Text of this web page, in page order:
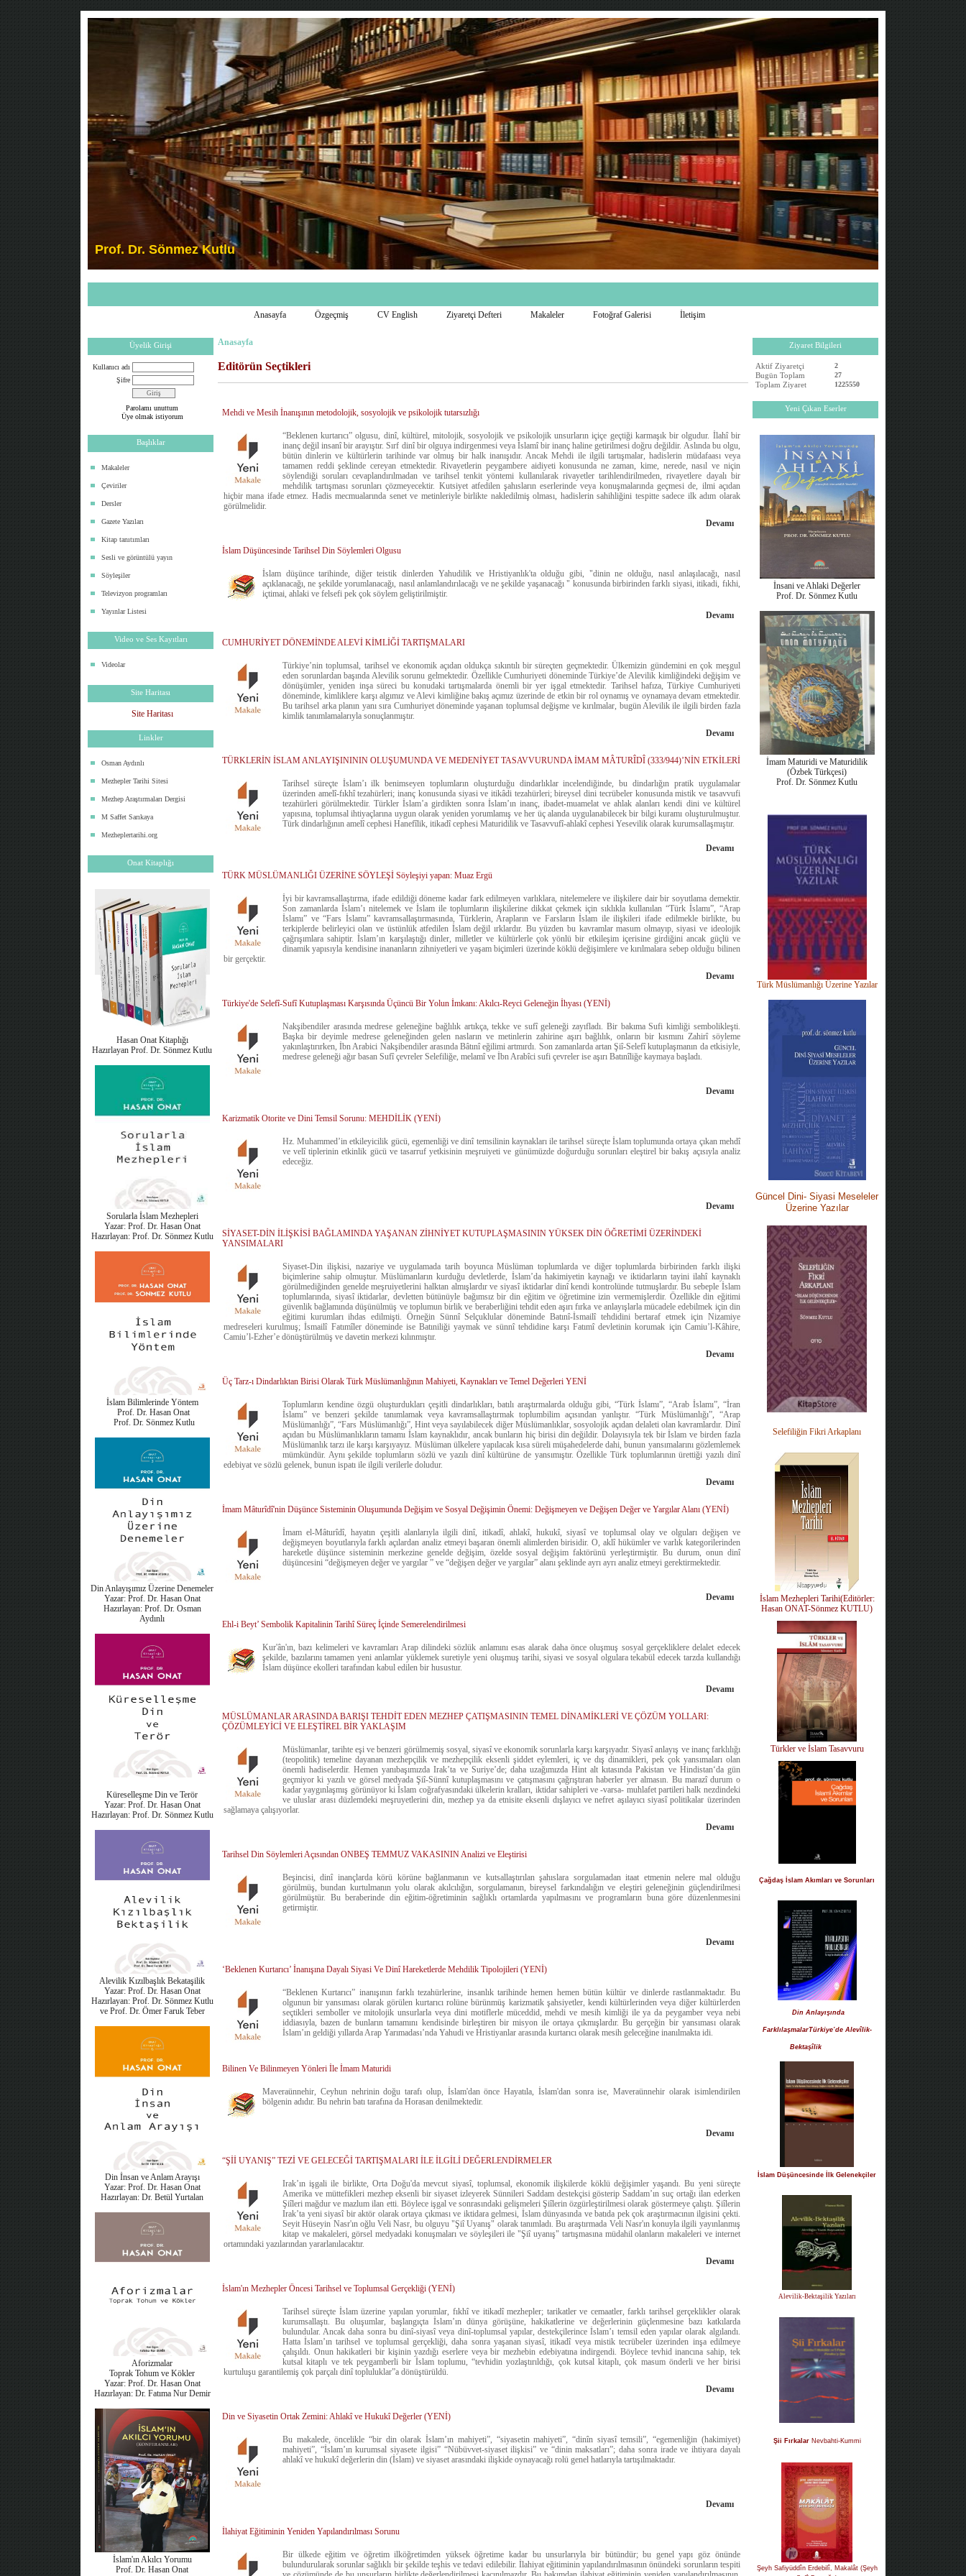
Prof. Dr. Sönmez Kutlu
Anasayfa Özgeçmiş CV English Ziyaretçi Defteri Makaleler Fotoğraf Galerisi İletişim
Üyelik Girişi
Kullanıcı adı
Şifre
Parolamı unuttum
Üye olmak istiyorum
Başlıklar
Makaleler
Çeviriler
Dersler
Gazete Yazıları
Kitap tanıtımları
Sesli ve görüntülü yayın
Söyleşiler
Televizyon programları
Yayınlar Listesi
Video ve Ses Kayıtları
Videolar
Site Haritası
Site Haritası
Linkler
Osman Aydınlı
Mezhepler Tarihi Sitesi
Mezhep Araştırmaları Dergisi
M Saffet Sarıkaya
Mezheplertarihi.org
Onat Kitaplığı
Hasan Onat Kitaplığı
Hazırlayan Prof. Dr. Sönmez Kutlu
Sorularla İslam Mezhepleri
Yazar: Prof. Dr. Hasan Onat
Hazırlayan: Prof. Dr. Sönmez Kutlu
İslam Bilimlerinde Yöntem
Prof. Dr. Hasan Onat
Prof. Dr. Sönmez Kutlu
Din Anlayışımız Üzerine Denemeler
Yazar: Prof. Dr. Hasan Onat
Hazırlayan: Prof. Dr. Osman
Aydınlı
Küreselleşme Din ve Terör
Yazar: Prof. Dr. Hasan Onat
Hazırlayan: Prof. Dr. Sönmez Kutlu
Alevilik Kızılbaşlık Bekataşilik
Yazar: Prof. Dr. Hasan Onat
Hazırlayan: Prof. Dr. Sönmez Kutlu
ve Prof. Dr. Ömer Faruk Teber
Din İnsan ve Anlam Arayışı
Yazar: Prof. Dr. Hasan Onat
Hazırlayan: Dr. Betül Yurtalan
Aforizmalar
Toprak Tohum ve Kökler
Yazar: Prof. Dr. Hasan Onat
Hazırlayan: Dr. Fatıma Nur Demir
İslam'ın Akılcı Yorumu
Prof. Dr. Hasan Onat
Anasayfa
Editörün Seçtikleri
Mehdi ve Mesih İnanışının metodolojik, sosyolojik ve psikolojik tutarsızlığı
“Beklenen kurtarıcı” olgusu, dinî, kültürel, mitolojik, sosyolojik ve psikolojik unsurların içiçe geçtiği karmaşık bir olgudur. İlahî bir
inanç değil insanî bir arayıştır. Sırf dinî bir olguya indirgenmesi veya İslamî bir inanç haline getirilmesi doğru değildir. Aslında bu olgu,
bütün dinlerin ve kültürlerin tarihinde var olmuş bir halk inanışıdır. Ancak Mehdi ile ilgili tartışmalar, hadislerin müdafaası veya
tamamen reddi şeklinde cereyan etmektedir. Rivayetlerin peygambere aidiyeti konusunda ne zaman, kime, nerede, nasıl ve niçin
söylendiği soruları cevaplandırılmadan ve tarihsel tenkit yöntemi kullanılarak rivayetler tarihlendirilmeden, rivayetlere dayalı bir
mehdilik tartışması sorunları çözmeyecektir. Kutsiyet atfedilen şahısların eserlerinde veya konuşmalarında geçmesi de, ilmi açıdan
hiçbir mana ifade etmez. Hadis mecmualarında senet ve metinleriyle birlikte nakledilmiş olması, hadislerin sahihliğini tespitte sadece ilk adım olarak
görülmelidir.
Devamı
İslam Düşüncesinde Tarihsel Din Söylemleri Olgusu
İslam düşünce tarihinde, diğer teistik dinlerden Yahudilik ve Hristiyanlık'ta olduğu gibi, "dinin ne olduğu, nasıl anlaşılacağı, nasıl
açıklanacağı, ne şekilde yorumlanacağı, nasıl anlamlandırılacağı ve ne şekilde yaşanacağı " konusunda birbirinden farklı siyasi, itikadi, fıkhi,
içtimai, ahlaki ve felsefi pek çok söylem geliştirilmiştir.
Devamı
CUMHURİYET DÖNEMİNDE ALEVİ KİMLİĞİ TARTIŞMALARI
Türkiye’nin toplumsal, tarihsel ve ekonomik açıdan oldukça sıkıntılı bir süreçten geçmektedir. Ülkemizin gündemini en çok meşgul
eden sorunlardan başında Alevilik sorunu gelmektedir. Özellikle Cumhuriyeti döneminde Türkiye’de Alevilik kimliğindeki değişim ve
dönüşümler, yeniden inşa süreci bu konudaki tartışmalarda önemli bir yer işgal etmektedir. Tarihsel hafıza, Türkiye Cumhuriyeti
döneminde, kimliklere karşı algımız ve Alevi kimliğine bakış açımız üzerinde de etkin bir rol oynamış ve oynamaya devam etmektedir.
Bu tarihsel arka planın yanı sıra Cumhuriyet döneminde yaşanan toplumsal değişme ve kırılmalar, bugün Alevilik ile ilgili birden fazla
kimlik tanımlamalarıyla sonuçlanmıştır.
Devamı
TÜRKLERİN İSLAM ANLAYIŞINININ OLUŞUMUNDA VE MEDENİYET TASAVVURUNDA İMAM MÂTURÎDÎ (333/944)’NİN ETKİLERİ
Tarihsel süreçte İslam’ı ilk benimseyen toplumların oluşturduğu dindarlıklar incelendiğinde, bu dindarlığın pratik uygulamalar
üzerinden amelî-fıkhî tezahürleri; inanç konusunda siyasi ve itikâdi tezahürleri; bireysel dini tecrübeler konusunda mistik ve tasavvufi
tezahürleri görülmektedir. Türkler İslam’a girdikten sonra İslam’ın inanç, ibadet-muamelat ve ahlak alanları kendi dini ve kültürel
yapısına, toplumsal ihtiyaçlarına uygun olarak yeniden yorumlamış ve her üç alanda uygulanabilecek bir bilgi kuramı oluşturulmuştur.
Türk dindarlığının amelî cephesi Hanefîlik, itikadî cephesi Maturidilik ve Tasavvufî-ahlakî cephesi Yesevilik olarak kurumsallaşmıştır.
Devamı
TÜRK MÜSLÜMANLIĞI ÜZERİNE SÖYLEŞİ Söyleşiyi yapan: Muaz Ergü
İyi bir kavramsallaştırma, ifade edildiği döneme kadar fark edilmeyen varlıklara, nitelemelere ve ilişkilere dair bir soyutlama demektir.
Son zamanlarda İslam’ı nitelemek ve İslam ile toplumların ilişkilerine dikkat çekmek için sıklıkla kullanılan “Türk İslamı”, “Arap
İslamı” ve “Fars İslamı” kavramsallaştırmasında, Türklerin, Arapların ve Farsların İslam ile ilişkileri ifade edilmekle birlikte, bu
terkiplerde belirleyici olan ve üstünlük atfedilen İslam değil ırklardır. Bu yüzden bu kavramlar masum olmayıp, siyasi ve ideolojik
çağrışımlara sahiptir. İslam’ın karşılaştığı dinler, milletler ve kültürlerle çok yönlü bir etkileşim içerisine girdiğini ancak güçlü ve
dinamik yapısıyla kendisine inananların zihniyetleri ve yaşam biçimleri üzerinde köklü değişimlere ve kırılmalara sebep olduğu bilinen
bir gerçektir.
Devamı
Türkiye'de Selefî-Sufî Kutuplaşması Karşısında Üçüncü Bir Yolun İmkanı: Akılcı-Reyci Geleneğin İhyası (YENİ)
Nakşibendiler arasında medrese geleneğine bağlılık artıkça, tekke ve sufî geleneği zayıfladı. Bir bakıma Sufi kimliği sembolikleşti.
Başka bir deyimle medrese geleneğinden gelen nasların ve metinlerin zahirine aşırı bağlılık, onların bir kısmını Zahirî söyleme
yakınlaştırırken, İbn Arabici Nakşibendiler arasında Bâtınî eğilimi artmırdı. Son zamanlarda artan Şiî-Selefî kutuplaşmanın da etkisiyle,
medrese geleneği ağır basan Sufî çevreler Selefiliğe, melamî ve İbn Arabîci sufi çevreler ise aşırı Batınîliğe kaymaya başladı.
Devamı
Karizmatik Otorite ve Dini Temsil Sorunu: MEHDİLİK (YENİ)
Hz. Muhammed’in etkileyicilik gücü, egemenliği ve dinî temsilinin kaynakları ile tarihsel süreçte İslam toplumunda ortaya çıkan mehdî
ve velî tiplerinin etkinlik gücü ve tasarruf yetkisinin meşruiyeti ve günümüzde doğurduğu sorunları eleştirel bir bakış açısıyla analiz
edeceğiz.
Devamı
SİYASET-DİN İLİŞKİSİ BAĞLAMINDA YAŞANAN ZİHNİYET KUTUPLAŞMASININ YÜKSEK DİN ÖĞRETİMİ ÜZERİNDEKİ
YANSIMALARI
Siyaset-Din ilişkisi, nazariye ve uygulamada tarih boyunca Müslüman toplumlarda ve diğer toplumlarda birbirinden farklı ilişki
biçimlerine sahip olmuştur. Müslümanların kurduğu devletlerde, İslam’da hakimiyetin kaynağı ve iktidarların tayini ilahî kaynaklı
görülmediğinden genelde meşruiyetlerini halktan almışlardır ve siyasî iktidarlar dinî kendi kontrolünde tutmuşlardır. Bu sebeple İslam
toplumlarında, siyasî iktidarlar, devletten bütünüyle bağımsız bir din eğitim ve öğretimine izin vermemişlerdir. Özellikle din eğitimi
güvenlik bağlamında düşünülmüş ve toplumun birlik ve beraberliğini tehdit eden aşırı fırka ve anlayışlarla mücadele edebilmek için din
eğitimi kurumları ihdas edilmişti. Örneğin Sünnî Selçuklular döneminde Batınî-İsmailî tehdidini bertaraf etmek için Nizamiye
medreseleri kurulmuş; İsmailî Fatımîler döneminde ise Batıniliği yaymak ve sünnî tehdidine karşı Fatımî devletinin korumak için Camiu’l-Kâhire,
Camiu’l-Ezher’e dönüştürülmüş ve davetin merkezi kılınmıştır.
Devamı
Üç Tarz-ı Dindarlıktan Birisi Olarak Türk Müslümanlığının Mahiyeti, Kaynakları ve Temel Değerleri YENİ
Toplumların kendine özgü oluşturdukları çeşitli dindarlıkları, batılı araştırmalarda olduğu gibi, “Türk İslamı”, “Arab İslamı”, “İran
İslamı” ve benzeri şekilde tanımlamak veya kavramsallaştırmak toplumbilim açısından yanlıştır. “Türk Müslümanlığı”, “Arap
Müslümanlığı”, “Fars Müslümanlığı”, Hint veya sayılabilecek diğer Müslümanlıklar, sosyolojik açıdan delaleti olan kavramlardır. Dinî
açıdan bu Müslümanlıkların tamamı İslam kaynaklıdır, ancak bunların hiç birisi din değildir. Dolayısıyla tek bir İslam ve birden fazla
Müslümanlık tarzı ile karşı karşıyayız. Müslüman ülkelere yapılacak kısa süreli müşahedelerde dahi, bunun yansımalarını gözlemlemek
mümkündür. Aynı şekilde toplumların sözlü ve yazılı dinî kültürüne de yansımıştır. Özellikle Türk toplumlarının ürettiği yazılı dinî
edebiyat ve sözlü gelenek, bunun ispatı ile ilgili verilerle doludur.
Devamı
İmam Mâturîdî'nin Düşünce Sisteminin Oluşumunda Değişim ve Sosyal Değişimin Önemi: Değişmeyen ve Değişen Değer ve Yargılar Alanı (YENİ)
İmam el-Mâturîdî, hayatın çeşitli alanlarıyla ilgili dinî, itikadî, ahlakî, hukukî, siyasî ve toplumsal olay ve olguları değişen ve
değişmeyen boyutlarıyla farklı açılardan analiz etmeyi başaran önemli alimlerden birisidir. O, aklî hükümler ve varlık kategorilerinden
hareketle düşünce sisteminin merkezine genelde değişim, özelde sosyal değişim faktörünü yerleştirmiştir. Bu durum, onun dinî
düşüncesini “değişmeyen değer ve yargılar ” ve “değişen değer ve yargılar” alanı şeklinde ayrı ayrı analiz etmeyi gerektirmektedir.
Devamı
Ehl-i Beyt’ Sembolik Kapitalinin Tarihî Süreç İçinde Semerelendirilmesi
Kur'ân'ın, bazı kelimeleri ve kavramları Arap dilindeki sözlük anlamını esas alarak daha önce oluşmuş sosyal gerçekliklere delalet edecek
şekilde, bazılarını tamamen yeni anlamlar yüklemek suretiyle yeni oluşmuş tarihi, siyasi ve sosyal olgulara tekabül edecek tarzda kullandığı
İslam düşünce ekolleri tarafından kabul edilen bir husustur.
Devamı
MÜSLÜMANLAR ARASINDA BARIŞI TEHDİT EDEN MEZHEP ÇATIŞMASININ TEMEL DİNAMİKLERİ VE ÇÖZÜM YOLLARI:
ÇÖZÜMLEYİCİ VE ELEŞTİREL BİR YAKLAŞIM
Müslümanlar, tarihte eşi ve benzeri görülmemiş sosyal, siyasî ve ekonomik sorunlarla karşı karşıyadır. Siyasî anlayış ve inanç farklılığı
(teopolitik) temeline dayanan mezhepçilik ve mezhepçilik eksenli şiddet eylemleri, iç ve dış dinamikleri, pek çok yansımaları olan
önemli hadiselerdir. Hemen yanıbaşımızda Irak’ta ve Suriye’de; daha uzağımızda Hint alt kıtasında Pakistan ve Hindistan‘da gün
geçmiyor ki yazılı ve görsel medyada Şiî-Sünnî kutuplaşmasını ve çatışmasını çağrıştıran haberler yer almasın. Bu marazî durum o
kadar yaygınlaşmış görünüyor ki İslam coğrafyasındaki ülkelerin kralları, iktidar sahipleri ve -varsa- muhlafet partileri halk nezdindeki
ve uluslar arası düzlemdeki meşruyetlerini din, mezhep ya da etnisite eksenli dışlayıcı ve nefret aşılayıcı siyasî politikalar üzerinden
sağlamaya çalışıyorlar.
Devamı
Tarihsel Din Söylemleri Açısından ONBEŞ TEMMUZ VAKASININ Analizi ve Eleştirisi
Beşincisi, dinî inançlarda körü körüne bağlanmanın ve kutsallaştırılan şahıslara sorgulamadan itaat etmenin nelere mal olduğu
görülmüş, bundan kurtulmanın yolu olarak akılcılığın, sorgulamanın, bireysel farkındalığın ve eleştiri geleneğinin güçlendirilmesi
görülmüştür. Bu beraberinde din eğitim-öğretiminin sağlıklı ortamlarda yapılmasını ve programların buna göre düzenlenmesini
getirmiştir.
Devamı
‘Beklenen Kurtarıcı’ İnanışına Dayalı Siyasi Ve Dinî Hareketlerde Mehdilik Tipolojileri (YENİ)
“Beklenen Kurtarıcı” inanışının farklı tezahürlerine, insanlık tarihinde hemen hemen bütün kültür ve dinlerde rastlanmaktadır. Bu
olgunun bir yansıması olarak görülen kurtarıcı rolüne bürünmüş karizmatik şahsiyetler, kendi kültürlerinden veya diğer kültürlerden
seçtikleri semboller ve mitolojik unsurlarla veya dini motiflerle müceddid, mehdi ve mesih kimliği ile ya da peygamber veya nebi
iddiasıyla, bazen de bunların tamamını kendisinde birleştiren bir misyon ile ortaya çıkmışlardır. Bu gerçeğin bir yansıması olarak
İslam’ın geldiği yıllarda Arap Yarımadası’nda Yahudi ve Hristiyanlar arasında kurtarıcı olarak mesih geleceğine inanılmakta idi.
Bilinen Ve Bilinmeyen Yönleri İle İmam Maturidi
Maveraünnehir, Ceyhun nehrinin doğu tarafı olup, İslam'dan önce Hayatıla, İslam'dan sonra ise, Maveraünnehir olarak isimlendirilen
bölgenin adıdır. Bu nehrin batı tarafına da Horasan denilmektedir.
Devamı
“Şİİ UYANIŞ” TEZİ VE GELECEĞİ TARTIŞMALARI İLE İLGİLİ DEĞERLENDİRMELER
Irak’ın işgali ile birlikte, Orta Doğu'da mevcut siyasî, toplumsal, ekonomik ilişkilerde köklü değişimler yaşandı. Bu yeni süreçte
Amerika ve müttefikleri mezhep eksenli bir siyaset izleyerek Sünnileri Saddam destekçisi gösterip Saddam’ın suç ortağı ilan ederken
Şiîleri mağdur ve mazlum ilan etti. Böylece işgal ve sonrasındaki gelişmeleri Şiîlerin özgürleştirilmesi olarak göstermeye çalıştı. Şiîlerin
Irak’ta yeni siyasî bir aktör olarak ortaya çıkması ve iktidara gelmesi, İslam dünyasında ve batıda pek çok araştırmacının ilgisini çekti.
Seyit Hüseyin Nasr'ın oğlu Veli Nasr, bu olguyu "Şiî Uyanış" olarak tanımladı. Bu araştırmada Veli Nasr'ın konuyla ilgili yayınlanmış
kitap ve makaleleri, görsel medyadaki konuşmaları ve söyleşileri ile "Şiî uyanış" tartışmasına müdahil olanların makaleleri ve internet
ortamındaki yazılarından yararlanılacaktır.
Devamı
İslam'ın Mezhepler Öncesi Tarihsel ve Toplumsal Gerçekliği (YENİ)
Tarihsel süreçte İslam üzerine yapılan yorumlar, fıkhî ve itikadî mezhepler; tarikatler ve cemaatler, farklı tarihsel gerçeklikler olarak
kurumsallaştı. Bu oluşumlar, başlangıçta İslam’ın dünya görüşüne, hakikatlerine ve değerlerinin güçlenmesine bazı katkılarda
bulundular. Ancak daha sonra bu dinî-siyasî veya dinî-toplumsal yapılar, destekçilerince İslam’ı temsil eden yapılar olarak algılandı.
Hatta İslam’ın tarihsel ve toplumsal gerçekliği, daha sonra yaşanan siyasî, itikadî veya mistik tecrübeler üzerinden inşa edilmeye
çalışıldı. Onun hakikatleri bir kişinin yazdığı eserlere veya bir mezhebin edebiyatına indirgendi. Böylece tevhid inancına sahip, tek
kutsal kitaplı ve tek peygamberli bir İslam toplumu, “tevhidin yozlaştırıldığı, çok kutsal kitaplı, çok masum önderli ve her birisi
kurtuluşu garantilemiş çok parçalı dinî topluluklar”a dönüştürüldü.
Devamı
Din ve Siyasetin Ortak Zemini: Ahlakî ve Hukukî Değerler (YENİ)
Bu makalede, öncelikle “bir din olarak İslam’ın mahiyeti”, “siyasetin mahiyeti”, “dinîn siyasî temsili”, “egemenliğin (hakimiyet)
mahiyeti”, “İslam’ın kurumsal siyasete ilgisi” “Nübüvvet-siyaset ilişkisi” ve “dinin maksatları”; daha sonra irade ve ihtiyara dayalı
ahlakî ve hukukî değerlerin din (İslam) ve siyaset arasındaki ilişkide oynayacağı rolü genel hatlarıyla tartışılmaktadır.
Devamı
İlahiyat Eğitiminin Yeniden Yapılandırılması Sorunu
Bir ülkede eğitim ve öğretim ilköğretimden yüksek öğretime kadar bu unsurlarıyla bir bütündür; bu genel yapı göz önünde
bulundurularak sorunlar sağlıklı bir şekilde teşhis ve tedavi edilebilir. İlahiyat eğitiminin yapılandırılmasının önündeki sorunların tespiti
Ziyaret Bilgileri
Aktif Ziyaretçi 2
Bugün Toplam 27
Toplam Ziyaret 1225550
Yeni Çıkan Eserler
İnsani ve Ahlaki Değerler
Prof. Dr. Sönmez Kutlu
İmam Maturidi ve Maturidilik
(Özbek Türkçesi)
Prof. Dr. Sönmez Kutlu
Türk Müslümanlığı Üzerine Yazılar
Güncel Dini- Siyasi Meseleler
Üzerine Yazılar
Selefiliğin Fikri Arkaplanı
İslam Mezhepleri Tarihi(Editörler:
Hasan ONAT-Sönmez KUTLU)
Türkler ve İslam Tasavvuru
Çağdaş İslam Akımları ve Sorunları
Din Anlayışında
FarklılaşmalarTürkiye’de Alevîlik-
Bektaşîlik
İslam Düşüncesinde İlk Gelenekçiler
Alevilik-Bektaşilik Yazıları
Şii Fırkalar Nevbahti-Kummi
Şeyh Safiyüddîn Erdebilî, Makalât (Şeyh